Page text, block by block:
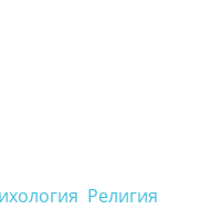
Религия